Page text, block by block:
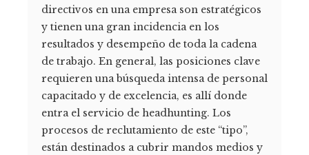
directivos en una empresa son estratégicos
y tienen una gran incidencia en los
resultados y desempeño de toda la cadena
de trabajo. En general, las posiciones clave
requieren una búsqueda intensa de personal
capacitado y de excelencia, es allí donde
entra el servicio de headhunting. Los
procesos de reclutamiento de este “tipo”,
están destinados a cubrir mandos medios y